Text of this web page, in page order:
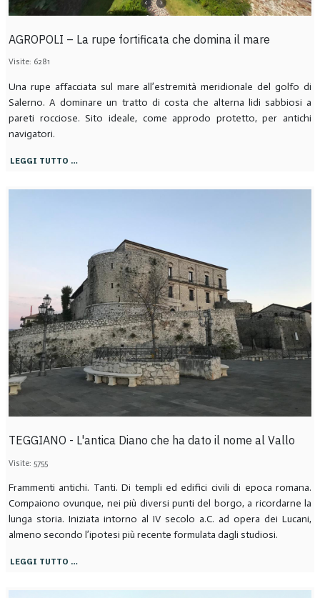
AGROPOLI – La rupe fortificata che domina il mare
Visite: 6281
Una rupe affacciata sul mare all’estremità meridionale del golfo di
Salerno. A dominare un tratto di costa che alterna lidi sabbiosi a
pareti rocciose. Sito ideale, come approdo protetto, per antichi
navigatori.
LEGGI TUTTO …
TEGGIANO - L'antica Diano che ha dato il nome al Vallo
Visite: 5755
Frammenti antichi. Tanti. Di templi ed edifici civili di epoca romana.
Compaiono ovunque, nei più diversi punti del borgo, a ricordarne la
lunga storia. Iniziata intorno al IV secolo a.C. ad opera dei Lucani,
almeno secondo l’ipotesi più recente formulata dagli studiosi.
LEGGI TUTTO …